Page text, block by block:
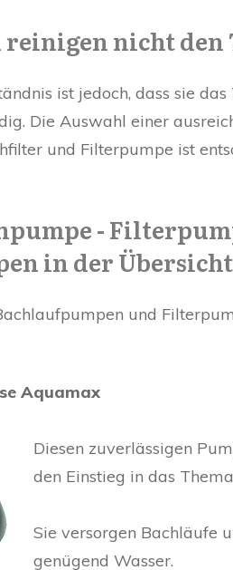
nicht den
ist jedoch, dass sie
Die Auswahl einer
und Filterpumpe ist
-
in der Übersicht
und
Aquamax
Diesen zuverlässigen
den Einstieg in das
Sie versorgen Bachläufe
genügend Wasser.